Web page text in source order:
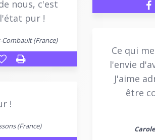
nous, c'est
pur !
(France)
Ce qui
l'envie
J'aime
être
Carole
!
(France)